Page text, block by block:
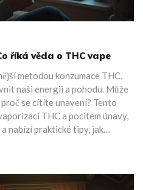
říká věda o THC vape
metodou konzumace THC,
naši energii a pohodu. Může
se cítíte unavení? Tento
THC a pocitem únavy,
nabízí praktické tipy, jak
nepříjemným pocitům.